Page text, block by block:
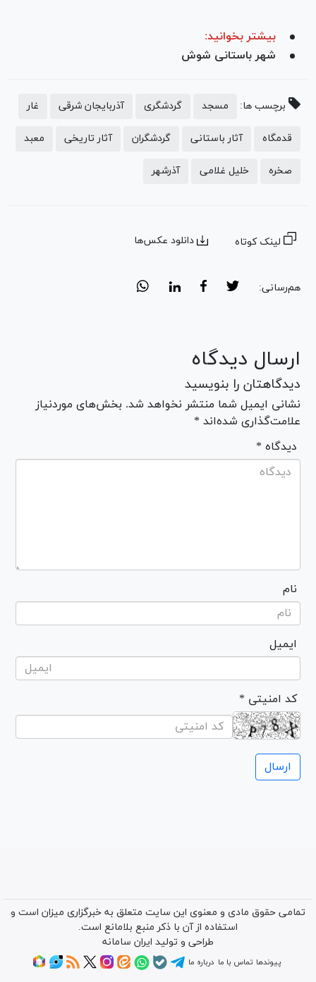
بیشتر بخوانید:
شهر باستانی شوش
برچسب ها: مسجد گردشگری آذربایجان شرقی غار
قدمگاه آثار باستانی گردشگران آثار تاریخی معبد
صخره خلیل غلامی آذرشهر
لینک کوتاه دانلود عکس‌ها
هم‌رسانی:
ارسال دیدگاه
دیدگاهتان را بنویسید
نشانی ایمیل شما منتشر نخواهد شد. بخش‌های موردنیاز
علامت‌گذاری شده‌اند *
* دیدگاه
نام
ایمیل
* کد امنیتی
تمامی حقوق مادی و معنوی این سایت متعلق به خبرگزاری میزان است و
استفاده از آن با ذکر منبع بلامانع است.
طراحی و تولید ایران سامانه
پیوندها تماس با ما درباره ما